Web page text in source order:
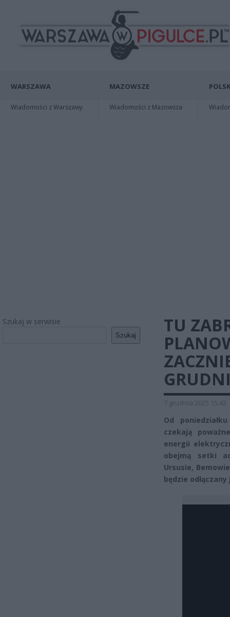
WARSZAWA
Wiadomości z Warszawy
MAZOWSZE
Wiadomości z Mazowsza
Szukaj w serwisie
Szukaj
TU
7 grudnia 2025 15:42
Od
czekają
energii
obejmą setki
Ursusie,
będzie